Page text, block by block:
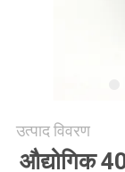
PRIVACY
उत्पाद विवरण
औद्योगिक